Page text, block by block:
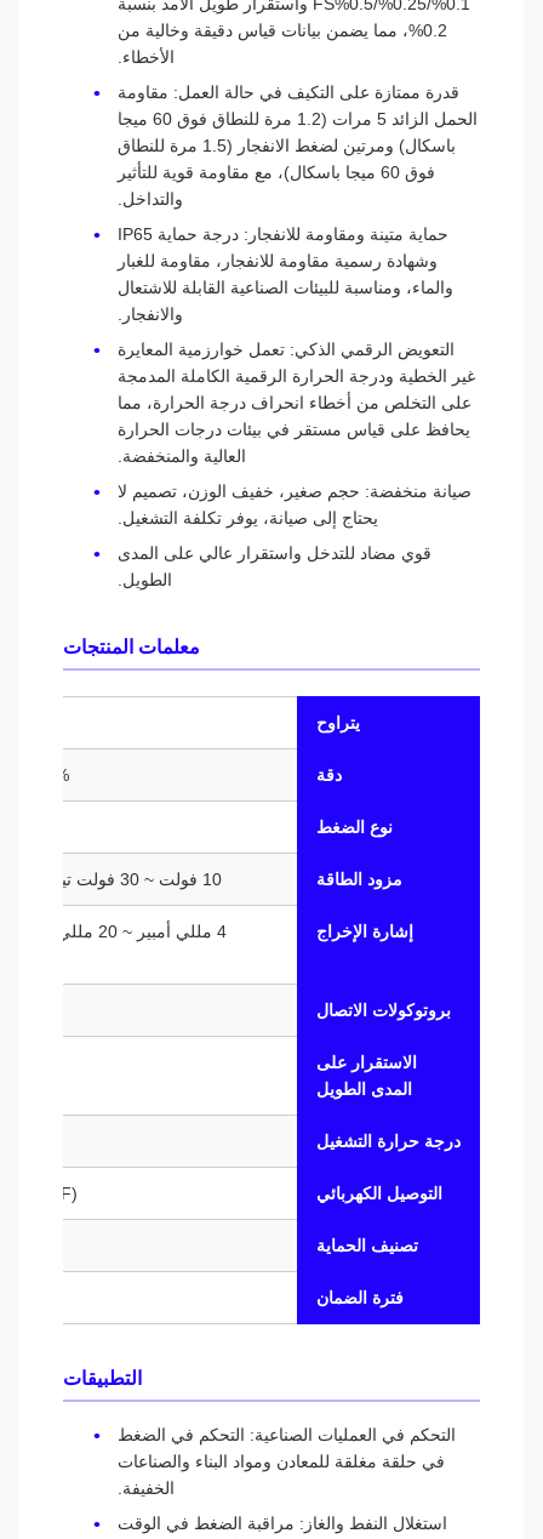
0.2%، مما يضمن بيانات قياس دقيقة وخالية من
الأخطاء.
قدرة ممتازة على التكيف في حالة العمل: مقاومة
الحمل الزائد 5 مرات (1.2 مرة للنطاق فوق 60 ميجا
باسكال) ومرتين لضغط الانفجار (1.5 مرة للنطاق
فوق 60 ميجا باسكال)، مع مقاومة قوية للتأثير
والتداخل.
حماية متينة ومقاومة للانفجار: درجة حماية IP65
وشهادة رسمية مقاومة للانفجار، مقاومة للغبار
والماء، ومناسبة للبيئات الصناعية القابلة للاشتعال
والانفجار.
التعويض الرقمي الذكي: تعمل خوارزمية المعايرة
غير الخطية ودرجة الحرارة الرقمية الكاملة المدمجة
على التخلص من أخطاء انحراف درجة الحرارة، مما
يحافظ على قياس مستقر في بيئات درجات الحرارة
العالية والمنخفضة.
صيانة منخفضة: حجم صغير، خفيف الوزن، تصميم لا
يحتاج إلى صيانة، يوفر تكلفة التشغيل.
قوي مضاد للتدخل واستقرار عالي على المدى
الطويل.
معلمات المنتجات
يتراوح
نوع الضغط
مزود الطاقة
إشارة الإخراج
بروتوكولات الاتصال
الاستقرار على
المدى الطويل
درجة حرارة التشغيل
التوصيل الكهربائي M20*1.5(F) قياسي، تتوفر خيارات مخصصة
تصنيف الحماية
فترة الضمان
التطبيقات
التحكم في العمليات الصناعية: التحكم في الضغط
في حلقة مغلقة للمعادن ومواد البناء والصناعات
الخفيفة.
استغلال النفط والغاز: مراقبة الضغط في الوقت